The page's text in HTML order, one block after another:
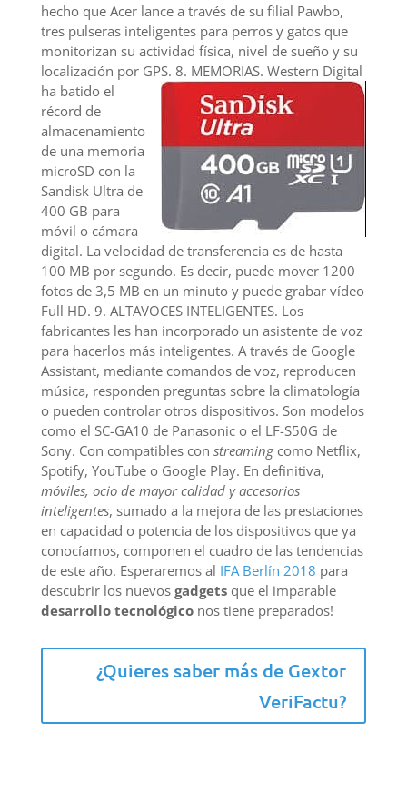
hecho que Acer lance a través de su filial Pawbo,
tres pulseras inteligentes para perros y gatos que
monitorizan su actividad física, nivel de sueño y su
localización por GPS. 8. MEMORIAS. Western Digital
ha batido el
récord de
almacenamiento
de una memoria
microSD con la
Sandisk Ultra de
400 GB para
móvil o cámara
digital. La velocidad de transferencia es de hasta
100 MB por segundo. Es decir, puede mover 1200
fotos de 3,5 MB en un minuto y puede grabar vídeo
Full HD. 9. ALTAVOCES INTELIGENTES. Los
fabricantes les han incorporado un asistente de voz
para hacerlos más inteligentes. A través de Google
Assistant, mediante comandos de voz, reproducen
música, responden preguntas sobre la climatología
o pueden controlar otros dispositivos. Son modelos
como el SC-GA10 de Panasonic o el LF-S50G de
Sony. Con compatibles con streamingcomo Netflix,
Spotify, YouTube o Google Play. En definitiva,
móviles, ocio de mayor calidad y accesorios
inteligentes, sumado a la mejora de las prestaciones
en capacidad o potencia de los dispositivos que ya
conocíamos, componen el cuadro de las tendencias
de este año. Esperaremos al IFA Berlín 2018 para
descubrir los nuevos gadgets que el imparable
desarrollo tecnológiconos tiene preparados!
¿Quieres saber más de Gextor
VeriFactu?